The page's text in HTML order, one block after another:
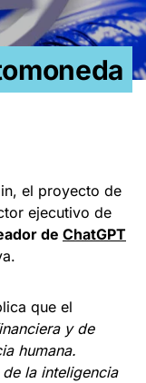
, el proyecto de
ejecutivo de
de ChatGPT
que el
y de
humana.
la inteligencia